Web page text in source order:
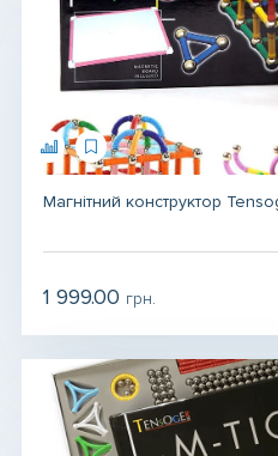
Магнітний конструктор
1 999.00 грн.